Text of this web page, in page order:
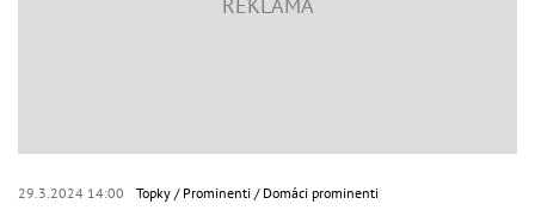
29.3.2024 14:00 Topky Prominenti Domáci prominenti